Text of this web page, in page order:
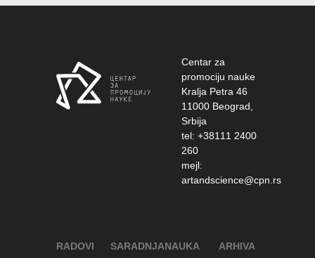
Centar za
promociju nauke
Kralja Petra 46
11000 Beograd,
Srbija
tel: +38111 2400
260
mejl:
artandscience@cpn.rs
RADOVI SARADNJANAUKA ARHIVA